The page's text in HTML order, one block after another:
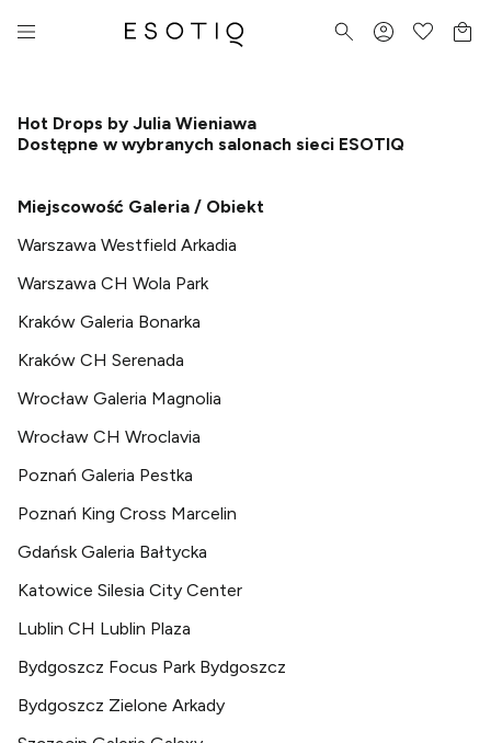
Hot Drops by Julia Wieniawa
Dostępne w wybranych salonach sieci ESOTIQ
Miejscowość Galeria / Obiekt
Warszawa Westfield Arkadia
Warszawa CH Wola Park
Kraków Galeria Bonarka
Kraków CH Serenada
Wrocław Galeria Magnolia
Wrocław CH Wroclavia
Poznań Galeria Pestka
Poznań King Cross Marcelin
Gdańsk Galeria Bałtycka
Katowice Silesia City Center
Lublin CH Lublin Plaza
Bydgoszcz Focus Park Bydgoszcz
Bydgoszcz Zielone Arkady